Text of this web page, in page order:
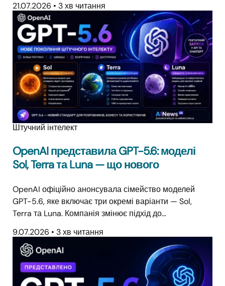
21.07.2026 • 3 хв читання
Штучний інтелект
OpenAI представила GPT-5.6: моделі
Sol, Terra та Luna — що нового
OpenAI офіційно анонсувала сімейство моделей
GPT-5.6, яке включає три окремі варіанти — Sol,
Terra та Luna. Компанія змінює підхід до…
9.07.2026 • 3 хв читання